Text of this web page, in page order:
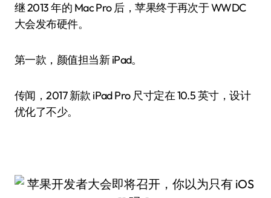
继 2013 年的 Mac Pro 后，苹果终于再次于 WWDC
大会发布硬件。
第一款，颜值担当新 iPad。
传闻，2017 新款 iPad Pro 尺寸定在 10.5 英寸，设计
优化了不少。